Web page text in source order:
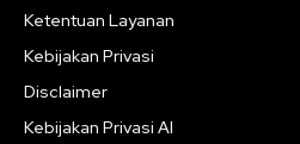
Ketentuan Layanan
Kebijakan Privasi
Disclaimer
Kebijakan Privasi AI